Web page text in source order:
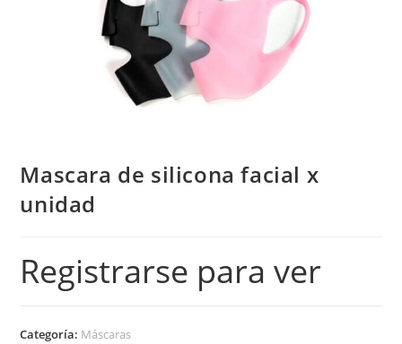
Mascara de silicona facial x
unidad
Registrarse para ver
Categoría: Máscaras